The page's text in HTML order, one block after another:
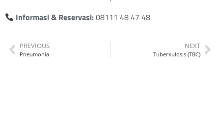
Informasi & Reservasi:08111 48 47 48
PREVIOUS
Pneumonia
NEXT
Tuberkulosis (TBC)